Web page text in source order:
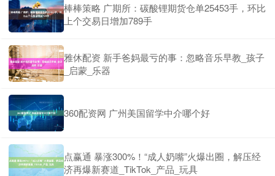
棒棒策略 广期所：碳酸锂期货仓单25453手，环比
上个交易日增加789手
雅休配资 新手爸妈最亏的事：忽略音乐早教_孩子
_启蒙_乐器
360配资网 广州美国留学中介哪个好
点赢通 暴涨300%！“成人奶嘴”火爆出圈，解压经
济再爆新赛道_TikTok_产品_玩具